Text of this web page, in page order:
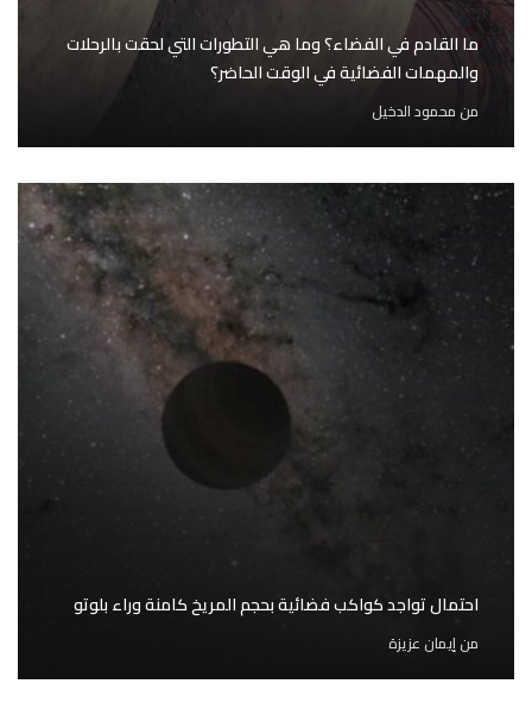
ما القادم في الفضاء؟ وما هي التطورات التي لحقت بالرحلات
والمهمات الفضائية في الوقت الحاضر؟
من محمود الدخيل
احتمال تواجد كواكب فضائية بحجم المريخ كامنة وراء بلوتو
منإيمان عزيزة